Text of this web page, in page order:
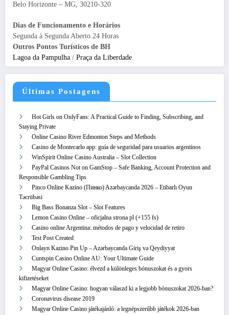
Belo Horizonte – MG, 30210-320
Dias de Funcionamento e Horários
Segunda à Segunda Aberto 24 Horas
Outros Pontos Turísticos de BH
Lagoa da Pampulha / Praça da Liberdade
Últimas Postagens
Hot Girls on OnlyFans: A Practical Guide to Finding, Subscribing, and
Staying Private
Online Casino River Edmonton Steps and Methods
Casino de Montecarlo app: guía de seguridad para usuarios argentinos
WinSpirit Online Casino Australia – Slot Collection
PayPal Casinos Not on GamStop – Safe Banking, Account Protection and
Responsible Gambling Tips
Pinco Online Kazino (Пинко) Azərbaycanda 2026 – Etibarlı Oyun
Təcrübəsi
Big Bass Bonanza Slot – Slot Features
Lemon Casino Online – oficjalna strona pl (+155 fs)
Casino online Argentina: métodos de pago y velocidad de retiro
Test Post Created
Onlayn Kazino Pin Up – Azərbaycanda Giriş və Qeydiyyat
Cuntspin Casino Online AU: Your Ultimate Guide
Magyar Online Casino: élvezd a különleges bónuszokat és a gyors
kifizetéseket
Magyar Online Casino: hogyan válaszd ki a legjobb bónuszokat 2026-ban?
Coronavirus disease 2019
Magyar Online Casino játékajánló: a legnépszerűbb játékok 2026-ban